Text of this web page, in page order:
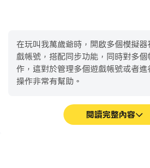
在玩叫我萬歲爺時，開啟多個模擬
戲帳號，搭配同步功能，同時對多
作，這對於管理多個遊戲帳號或者
操作非常有幫助。
閱讀完整內容